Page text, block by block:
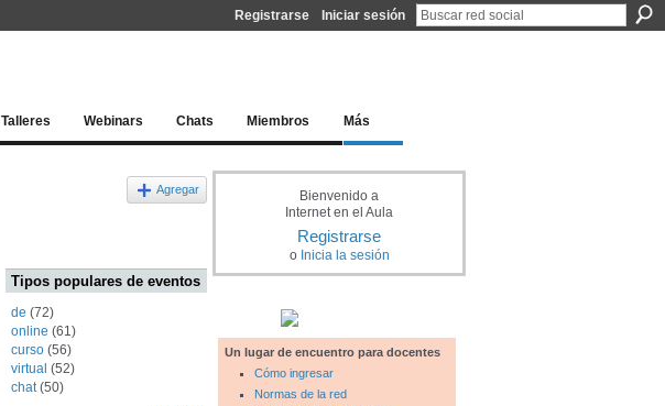
Registrarse Iniciar sesión
Talleres Webinars Chats Miembros Más
Agregar
Tipos populares de eventos
de (72)
online (61)
curso (56)
virtual (52)
chat(50)
Bienvenido a
Internet en el Aula
Registrarse
o Inicia la sesión
Un lugar de encuentro para docentes
Cómo ingresar
Normas de la red